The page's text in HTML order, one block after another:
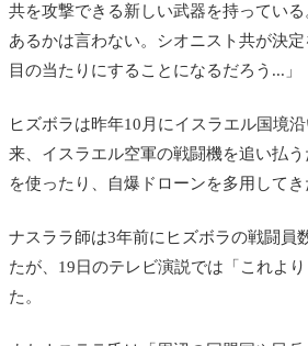
共を攻撃できる新しい武器を持ってい
あるかは言わない。シオニスト共が決
目の当たりにすることになるだろう...」
ヒズボラは昨年10月にイスラエル国境
来、イスラエル空軍の戦闘機を追い払
を使ったり、自爆ドローンを多用してき
ナスララ師は3年前にヒズボラの戦闘員
たが、19日のテレビ演説では「これよ
た。